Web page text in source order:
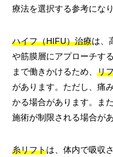
療法を選択する参考になり
ハイフ（HIFU）治療は、
や筋膜層にアプローチす
まで働きかけるため、 リ
があります。ただし、痛
かる場合があります。ま
施術が制限される場合があ
糸リフトは、体内で吸収